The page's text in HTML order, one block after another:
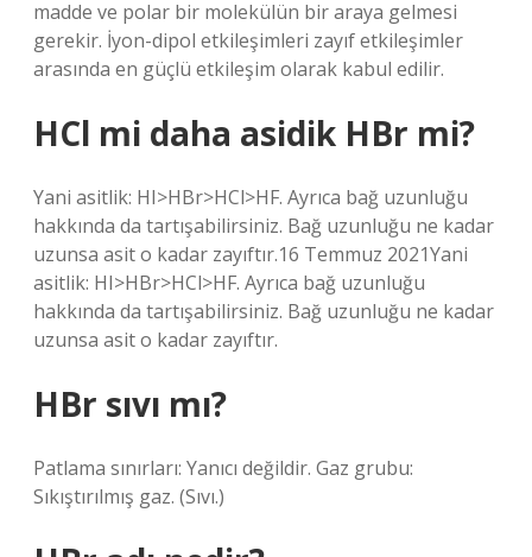
madde ve polar bir molekülün bir araya gelmesi
gerekir. İyon-dipol etkileşimleri zayıf etkileşimler
arasında en güçlü etkileşim olarak kabul edilir.
HCl mi daha asidik HBr mi?
Yani asitlik: HI>HBr>HCl>HF. Ayrıca bağ uzunluğu
hakkında da tartışabilirsiniz. Bağ uzunluğu ne kadar
uzunsa asit o kadar zayıftır.16 Temmuz 2021Yani
asitlik: HI>HBr>HCl>HF. Ayrıca bağ uzunluğu
hakkında da tartışabilirsiniz. Bağ uzunluğu ne kadar
uzunsa asit o kadar zayıftır.
HBr sıvı mı?
Patlama sınırları: Yanıcı değildir. Gaz grubu:
Sıkıştırılmış gaz. (Sıvı.)